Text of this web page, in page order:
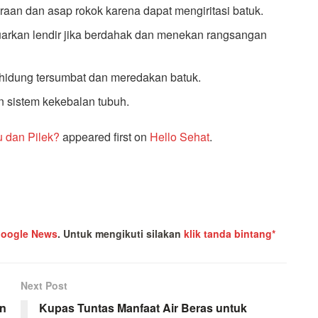
dan asap rokok karena dapat mengiritasi batuk.
lendir jika berdahak dan menekan rangsangan
tersumbat dan meredakan batuk.
sistem kekebalan tubuh.
dan Pilek? appeared first on Hello Sehat.
News. Untuk mengikuti silakan klik tanda bintang*
Next Post
Kupas Tuntas Manfaat Air Beras untuk